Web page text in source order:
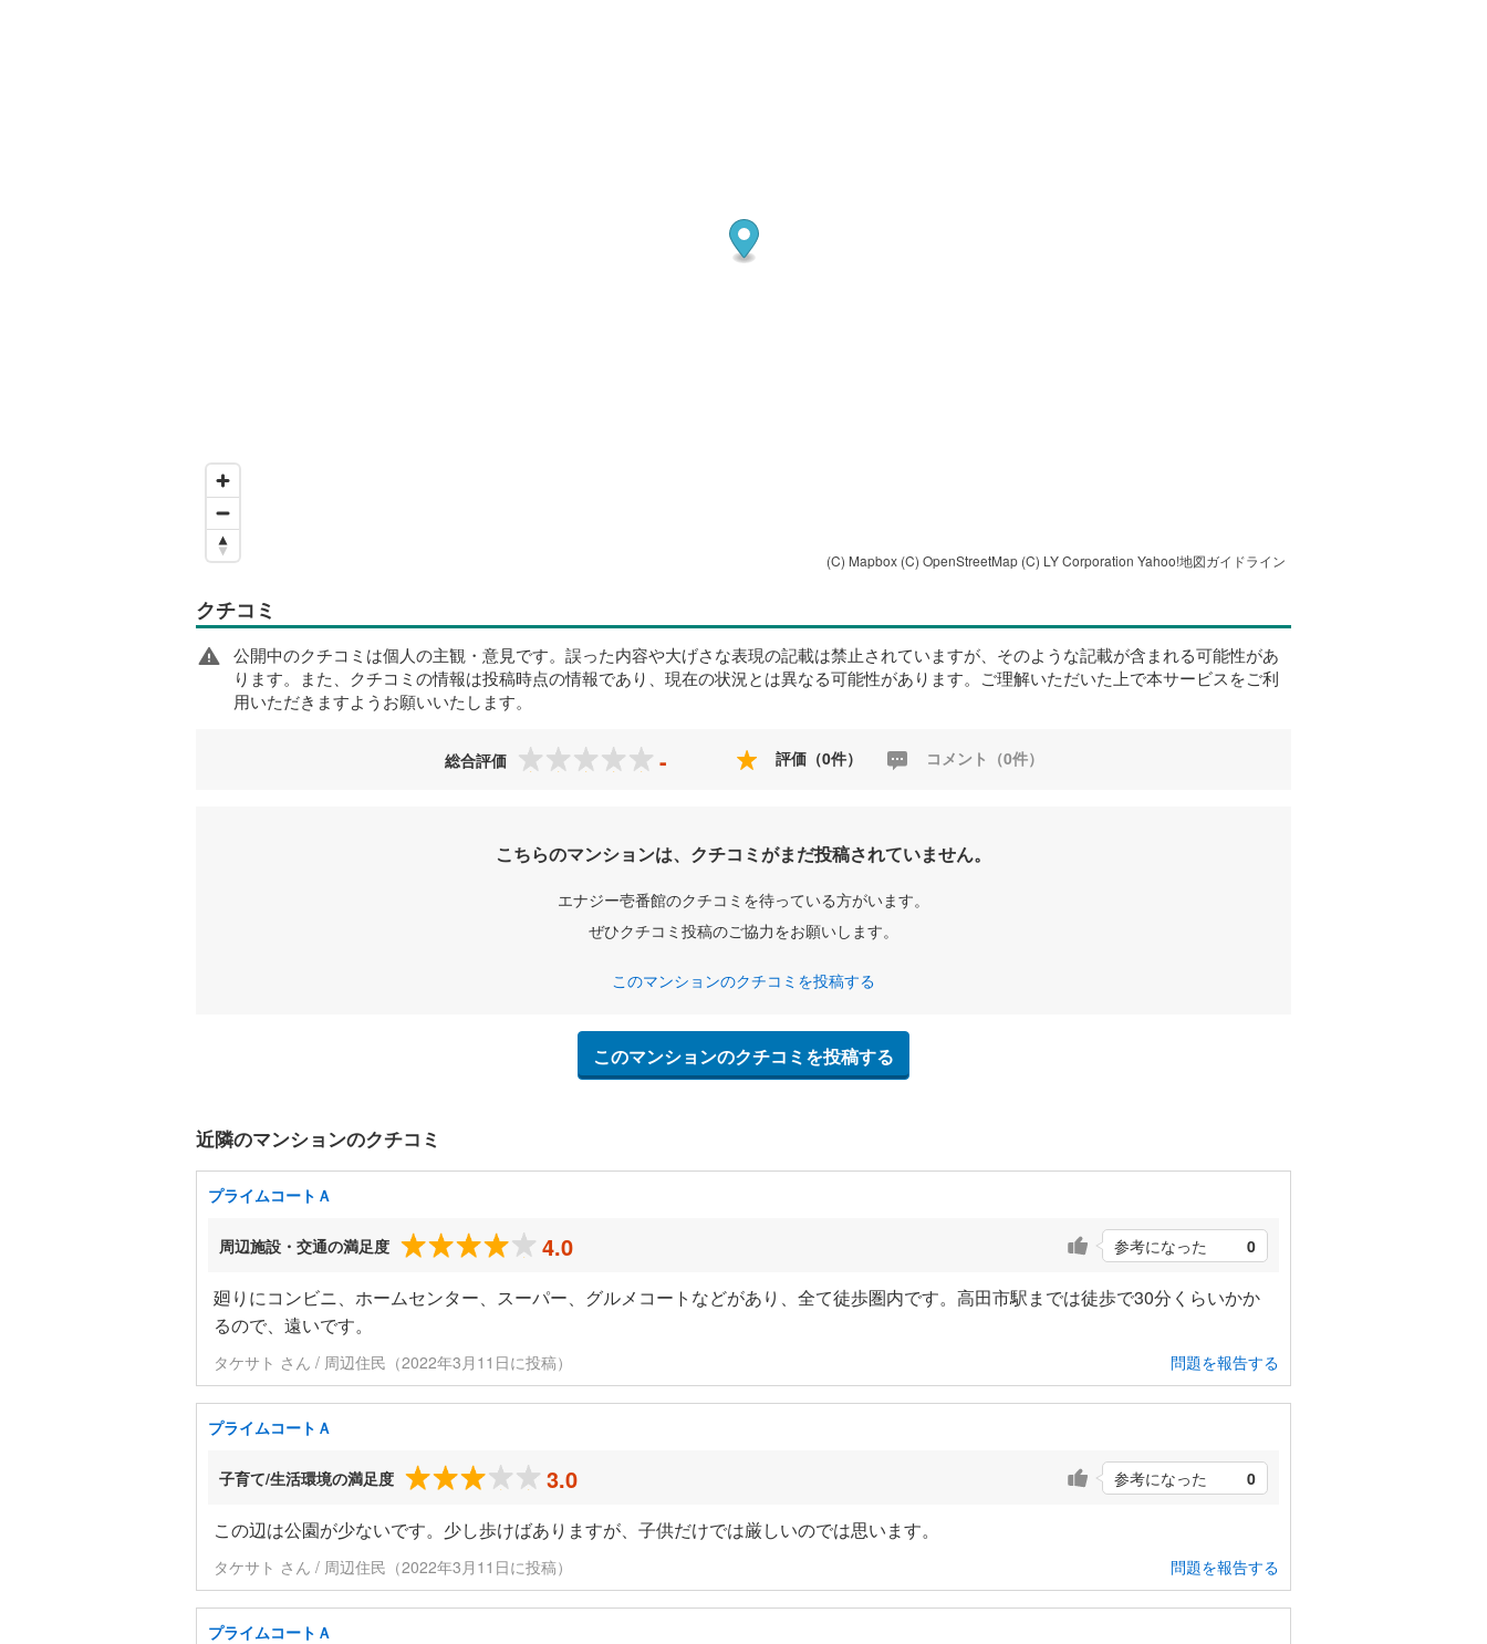
(C) Mapbox (C) OpenStreetMap (C) LY Corporation Yahoo!地図ガイドライン
クチコミ
公開中のクチコミは個人の主観・意見です。誤った内容や大げさな表現の記載は禁止されていますが、そのような記載が含まれる可能性があ
ります。また、クチコミの情報は投稿時点の情報であり、現在の状況とは異なる可能性があります。ご理解いただいた上で本サービスをご利
用いただきますようお願いいたします。
総合評価 - 評価（0件） コメント（0件）
こちらのマンションは、クチコミがまだ投稿されていません。
エナジー壱番館のクチコミを待っている方がいます。
ぜひクチコミ投稿のご協力をお願いします。
このマンションのクチコミを投稿する
このマンションのクチコミを投稿する
近隣のマンションのクチコミ
プライムコートＡ
周辺施設・交通の満足度 4.0 参考になった 0
廻りにコンビニ、ホームセンター、スーパー、グルメコートなどがあり、全て徒歩圏内です。高田市駅までは徒歩で30分くらいかか
るので、遠いです。
タケサト さん / 周辺住民（2022年3月11日に投稿） 問題を報告する
プライムコートＡ
子育て/生活環境の満足度 3.0 参考になった 0
この辺は公園が少ないです。少し歩けばありますが、子供だけでは厳しいのでは思います。
タケサト さん / 周辺住民（2022年3月11日に投稿） 問題を報告する
プライムコートＡ